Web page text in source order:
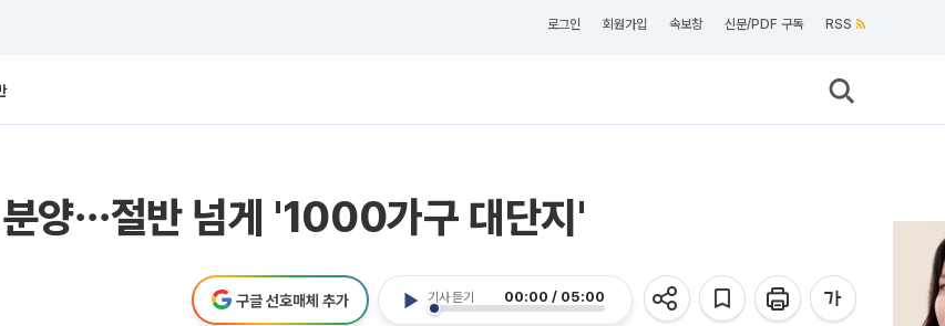
로그인 회원가입 속보창 신문/PDF 구독 RSS
양⋯절반 넘게 '1000가구 대단지'
기사 듣기 00:00 / 05:00
구글 선호매체 추가